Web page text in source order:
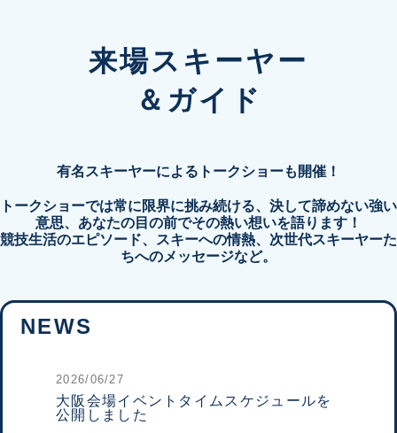
来場スキーヤー
＆ガイド
有名スキーヤーによるトークショーも開催！
トークショーでは常に限界に挑み続ける、決して諦めない強い
意思、あなたの目の前でその熱い想いを語ります！
競技生活のエピソード、スキーへの情熱、次世代スキーヤーた
ちへのメッセージなど。
NEWS
2026/06/27
大阪会場イベントタイムスケジュールを
公開しました